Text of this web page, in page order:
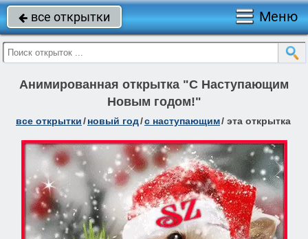
 все открытки Меню
Анимированная открытка "С Наступающим
Новым годом!"
все открытки/новый год/с наступающим/ эта открытка